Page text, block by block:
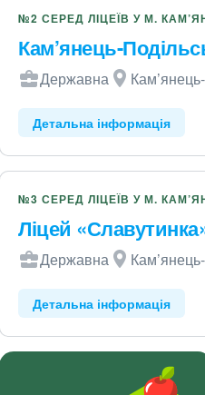
№2 СЕРЕД ЛІЦЕЇВ У М.
Кам’янець-
Державна
Детальна інформація
№3 СЕРЕД ЛІЦЕЇВ У М.
Ліцей
Державна
Детальна інформація